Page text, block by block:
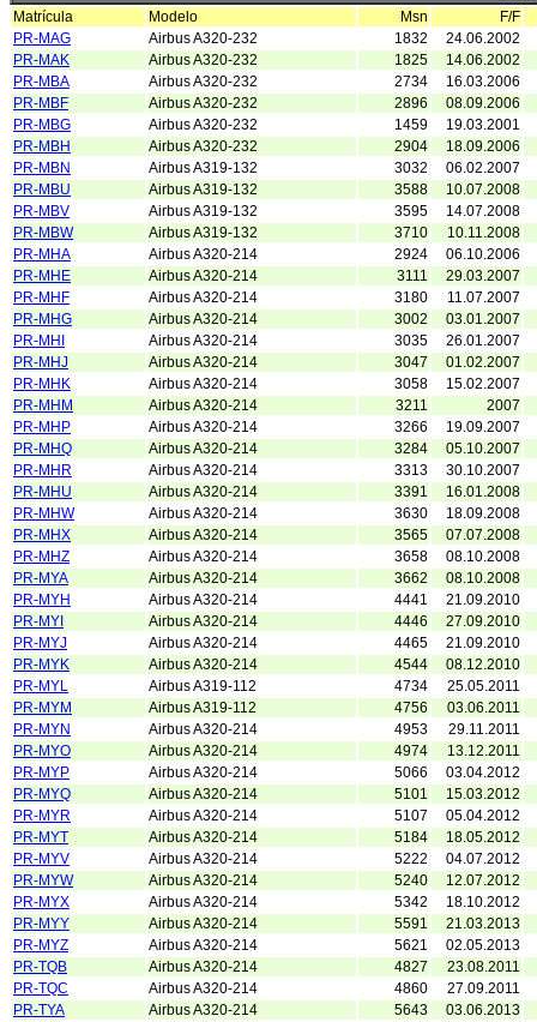
Matrícula Modelo Msn
F/F
PR-MAG
Airbus A320-232 1832
24.06.2002
PR-MAK
Airbus A320-232 1825
14.06.2002
PR-MBA
Airbus A320-232 2734
16.03.2006
PR-MBF
Airbus A320-232 2896
08.09.2006
PR-MBG
Airbus A320-232 1459
19.03.2001
PR-MBH
Airbus A320-232 2904
18.09.2006
PR-MBN
Airbus A319-132 3032
06.02.2007
PR-MBU
Airbus A319-132 3588
10.07.2008
PR-MBV
Airbus A319-132 3595
14.07.2008
PR-MBW
Airbus A319-132 3710
10.11.2008
PR-MHA
Airbus A320-214 2924
06.10.2006
PR-MHE
Airbus A320-214 3111
29.03.2007
PR-MHF
Airbus A320-214 3180
11.07.2007
PR-MHG
Airbus A320-214 3002
03.01.2007
PR-MHI
Airbus A320-214 3035
26.01.2007
PR-MHJ
Airbus A320-214 3047
01.02.2007
PR-MHK
Airbus A320-214 3058
15.02.2007
PR-MHM
Airbus A320-214 3211
2007
PR-MHP
Airbus A320-214 3266
19.09.2007
PR-MHQ
Airbus A320-214 3284
05.10.2007
PR-MHR
Airbus A320-214 3313
30.10.2007
PR-MHU
Airbus A320-214 3391
16.01.2008
PR-MHW
Airbus A320-214 3630
18.09.2008
PR-MHX
Airbus A320-214 3565
07.07.2008
PR-MHZ
Airbus A320-214 3658
08.10.2008
PR-MYA
Airbus A320-214 3662
08.10.2008
PR-MYH
Airbus A320-214 4441
21.09.2010
PR-MYI
Airbus A320-214 4446
27.09.2010
PR-MYJ
Airbus A320-214 4465
21.09.2010
PR-MYK
Airbus A320-214 4544
08.12.2010
PR-MYL
Airbus A319-112 4734
25.05.2011
PR-MYM
Airbus A319-112 4756
03.06.2011
PR-MYN
Airbus A320-214 4953
29.11.2011
PR-MYO
Airbus A320-214 4974
13.12.2011
PR-MYP
Airbus A320-214 5066
03.04.2012
PR-MYQ
Airbus A320-214 5101
15.03.2012
PR-MYR
Airbus A320-214 5107
05.04.2012
PR-MYT
Airbus A320-214 5184
18.05.2012
PR-MYV
Airbus A320-214 5222
04.07.2012
PR-MYW
Airbus A320-214 5240
12.07.2012
PR-MYX
Airbus A320-214 5342
18.10.2012
PR-MYY
Airbus A320-214 5591
21.03.2013
PR-MYZ
Airbus A320-214 5621
02.05.2013
PR-TQB
Airbus A320-214 4827
23.08.2011
PR-TQC
Airbus A320-214 4860
27.09.2011
PR-TYA
Airbus A320-214 5643
03.06.2013